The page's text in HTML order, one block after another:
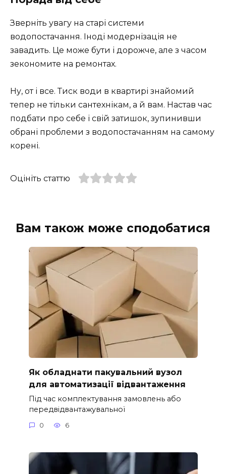
Зверніть увагу на старі системи
водопостачання. Іноді модернізація не
завадить. Це може бути і дорожче, але з часом
зекономите на ремонтах.
Ну, от і все. Тиск води в квартирі знайомий
тепер не тільки сантехнікам, а й вам. Настав час
подбати про себе і свій затишок, зупинивши
обрані проблеми з водопостачанням на самому
корені.
Оцініть статтю
Вам також може сподобатися
Як обладнати пакувальний вузол
для автоматизації відвантаження
Під час комплектування замовлень або
передвідвантажувальної
0 6